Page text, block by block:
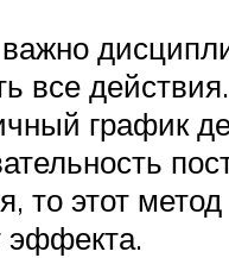
все
график
то этот
эффекта.